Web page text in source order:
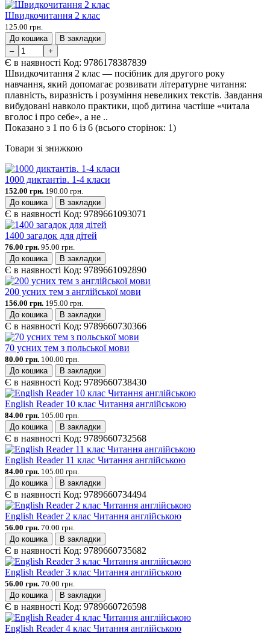
Швидкочитання 2 клас
125.00 грн.
До кошика
В закладки
–
+
Є в наявності Код: 9786178387839
Швидкочитання 2 клас — посібник для другого року
навчання, який допомагає розвивати літературне читання:
плавність, виразність і розуміння невеликих текстів. Завдання
вибудовані навколо практики, щоб дитина частіше «читала
вголос і про себе», а не ..
Показано з 1 по 6 із 6 (всього сторінок: 1)
Товари зі знижкою
1000 диктантів. 1-4 класи
152.00 грн. 190.00 грн.
До кошика
В закладки
Є в наявності Код: 9789661093071
1400 загадок для дітей
76.00 грн. 95.00 грн.
До кошика
В закладки
Є в наявності Код: 9789661092890
200 усних тем з англійської мови
156.00 грн. 195.00 грн.
До кошика
В закладки
Є в наявності Код: 9789660730366
70 усних тем з польської мови
80.00 грн. 100.00 грн.
До кошика
В закладки
Є в наявності Код: 9789660738430
English Reader 10 клас Читання англійською
84.00 грн. 105.00 грн.
До кошика
В закладки
Є в наявності Код: 9789660732568
English Reader 11 клас Читання англійською
84.00 грн. 105.00 грн.
До кошика
В закладки
Є в наявності Код: 9789660734494
English Reader 2 клас Читання англійською
56.00 грн. 70.00 грн.
До кошика
В закладки
Є в наявності Код: 9789660735682
English Reader 3 клас Читання англійською
56.00 грн. 70.00 грн.
До кошика
В закладки
Є в наявності Код: 9789660726598
English Reader 4 клас Читання англійською